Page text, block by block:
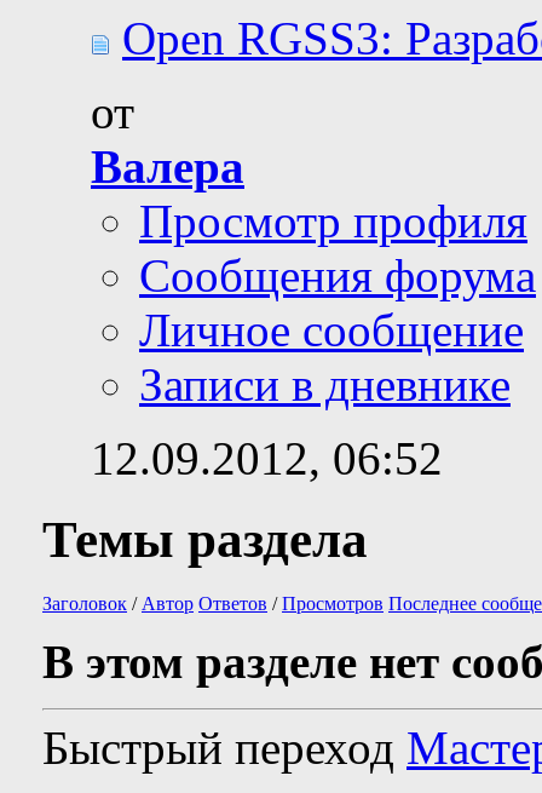
Open RGSS3:
от
Валера
Просмотр профиля
Сообщения форума
Личное сообщение
Записи в дневнике
12.09.2012, 06:52
Темы раздела
Заголовок / Автор Ответов /Просмотров Последнее
В этом разделе нет
Быстрый переход